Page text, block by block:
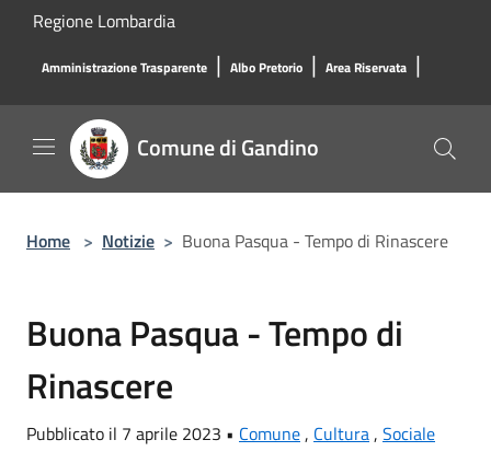
Salta al contenuto principale
Regione Lombardia
Amministrazione Trasparente | Albo Pretorio | Area Riservata |
Comune di Gandino
Home > Notizie > Buona Pasqua - Tempo di Rinascere
Buona Pasqua - Tempo di
Rinascere
Pubblicato il 7 aprile 2023 • Comune, Cultura, Sociale